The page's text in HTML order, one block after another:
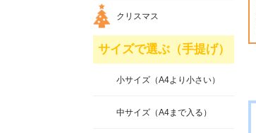
クリスマス
サイズで選ぶ（手提げ）
小サイズ（A4より小さい）
中サイズ（A4まで入る）